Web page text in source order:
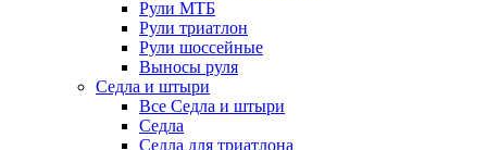
Рули МТБ
Рули триатлон
Рули шоссейные
Выносы руля
Седла и штыри
Все Седла и штыри
Седла
Седла для триатлона